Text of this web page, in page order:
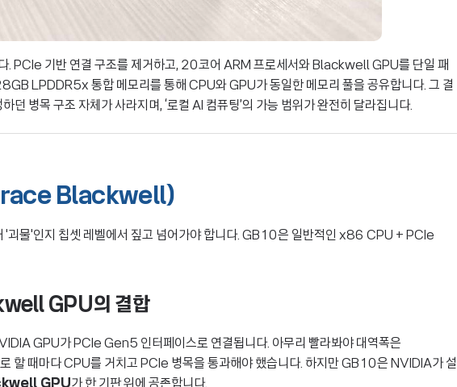
. PCIe 기반 연결 구조를 제거하고, 20코어 ARM 프로세서와 Blackwell GPU를 단일 패
LPDDR5x 통합 메모리를 통해 CPU와 GPU가 동일한 메모리 풀을 공유합니다. 그 결
던 병목 구조 자체가 사라지며, ‘로컬 AI 컴퓨팅’의 가능 범위가 완전히 달라집니다.
Blackwell)
'괴물'인지 칩셋 레벨에서 짚고 넘어가야 합니다. GB10은 일반적인 x86 CPU + PCIe
GPU의 결합
GPU가 PCIe Gen5 인터페이스로 연결됩니다. 아무리 빨라봐야 대역폭은
할 때마다 CPU를 거치고 PCIe 병목을 통과해야 했습니다. 하지만 GB10은 NVIDIA가 설